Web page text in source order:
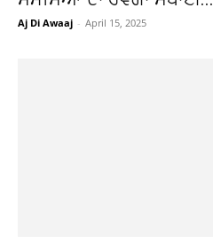
Aj Di Awaaj - April 15, 2025